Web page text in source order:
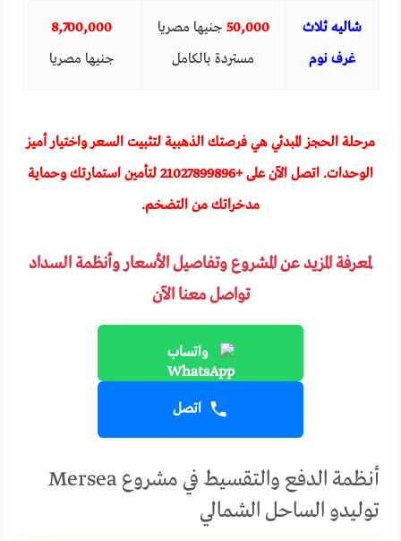
شاليه ثلاث
غرف نوم
50,000 جنيها مصريا
مستردة بالكامل
8,700,000
جنيها مصريا
مرحلة الحجز المبدئي هي فرصتك الذهبية لتثبيت السعر واختيار أميز
الوحدات. اتصل الآن على +21027899896 لتأمين استمارتك وحماية
مدخراتك من التضخم.
لمعرفة المزيد عن المشروع وتفاصيل الأسعار وأنظمة السداد
تواصل معنا الآن
واتساب
اتصل
أنظمة الدفع والتقسيط في مشروع Mersea
توليدو الساحل الشمالي